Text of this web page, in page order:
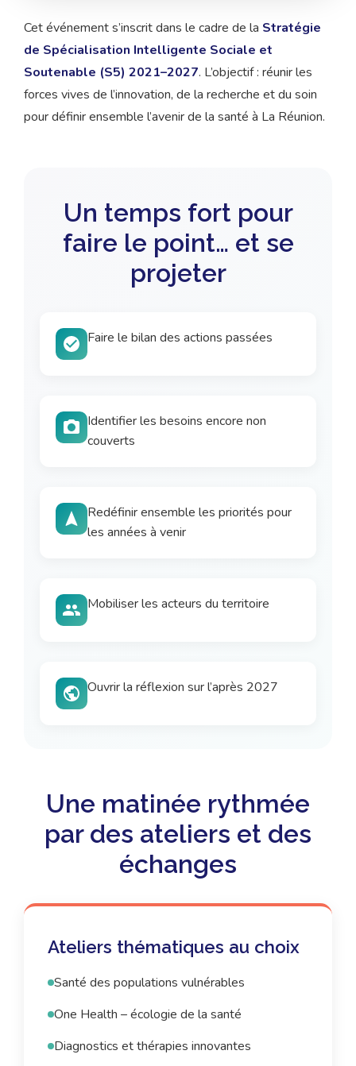
Cet événement s’inscrit dans le cadre de la Stratégie
de Spécialisation Intelligente Sociale et
Soutenable (S5) 2021–2027. L’objectif : réunir les
forces vives de l’innovation, de la recherche et du soin
pour définir ensemble l’avenir de la santé à La Réunion.
Un temps fort pour
faire le point… et se
projeter
Faire le bilan des actions passées
Identifier les besoins encore non
couverts
Redéfinir ensemble les priorités pour
les années à venir
Mobiliser les acteurs du territoire
Ouvrir la réflexion sur l’après 2027
Une matinée rythmée
par des ateliers et des
échanges
Ateliers thématiques au choix
Santé des populations vulnérables
One Health – écologie de la santé
Diagnostics et thérapies innovantes